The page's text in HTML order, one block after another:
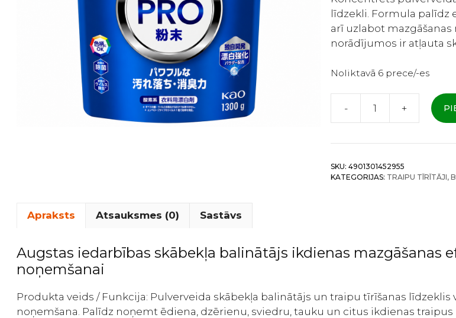
līdzekli. Formula
arī uzlabot
norādījumos ir atļauta
Noliktavā 6 prece/-es
-
Haiter
Koncentrēts
traipu
apģērbam
1300g
+
SKU:4901301452955
KATEGORIJAS: TRAIPU TĪRĪTĀJI,
Apraksts Atsauksmes (0) Sastāvs
Augstas iedarbības skābekļa balinātājs ikdienas
noņemšanai
Produkta veids / Funkcija: Pulverveida skābekļa balinātājs un traipu tīrīšanas
noņemšana. Palīdz noņemt ēdiena, dzērienu, sviedru, tauku un citus ikdienas